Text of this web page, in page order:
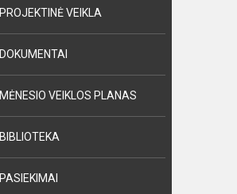
PROJEKTINĖ VEIKLA
DOKUMENTAI
MĖNESIO VEIKLOS PLANAS
BIBLIOTEKA
PASIEKIMAI